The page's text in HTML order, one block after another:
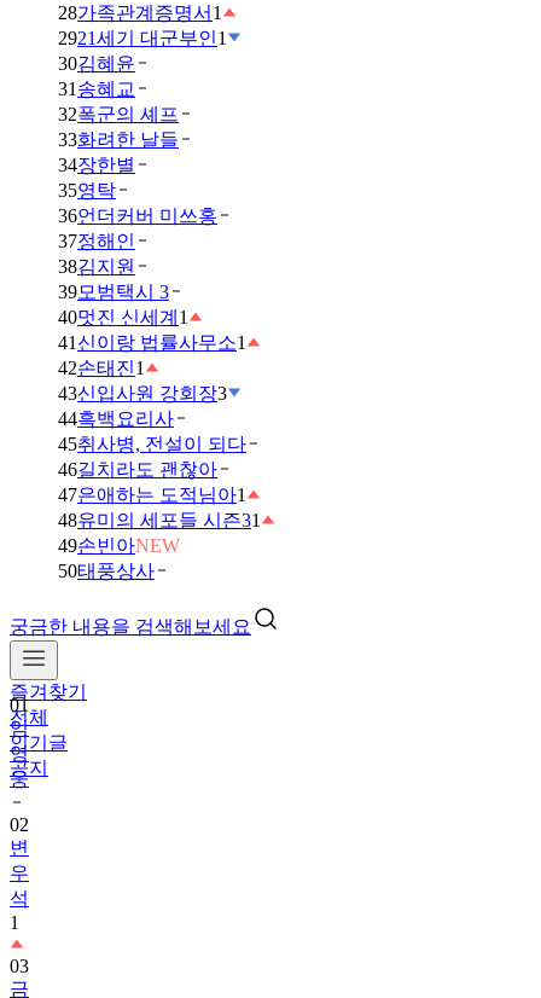
28가족관계증명서 1
2921세기 대군부인1
30김혜윤
31 송혜교
32폭군의 셰프
33화려한 날들
34장한별
35영탁
36언더커버 미쓰홍
37정해인
38김지원
39모범택시 3
40멋진 신세계 1
41 신이랑 법률사무소1
42손태진1
43신입사원 강회장3
44흑백요리사
45취사병, 전설이 되다
46길치라도 괜찮아
47은애하는 도적님아1
48유미의 세포들 시즌31
49손빈아NEW
50태풍상사
궁금한 내용을 검색해보세요
즐겨찾기
전체
인기글
공지
01
임
영
웅
02
변
우
석
1
03
금